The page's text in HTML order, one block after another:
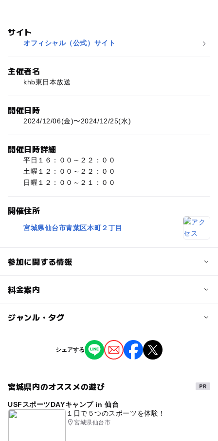
サイト
オフィシャル（公式）サイト
主催者名
khb東日本放送
開催日時
2024/12/06(金)〜2024/12/25(水)
開催日時詳細
平日１６：００～２２：００
土曜１２：００～２２：００
日曜１２：００～２１：００
開催住所
宮城県仙台市青葉区本町２丁目
参加に関する情報
対象年齢
料金案内
子供の料金詳細
大人の料金詳細
【特定日：１４日(土)･１５日(日)･２１日(土)･２２日(日)･
２３日(月)・２４日(火)・２５日(水）】
ジャンル・タグ
タグ
クリスマス
シェアする
宮城県内のオススメの遊び
USFスポーツDAYキャンプ in 仙台
１日で５つのスポーツを体験！
宮城県仙台市